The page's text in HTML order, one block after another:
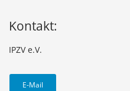
Kontakt:
IPZV e.V.
E-Mail